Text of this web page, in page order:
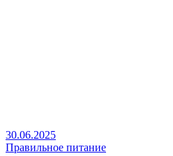
30.06.2025
Правильное питание